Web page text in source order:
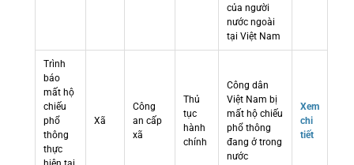
của người
nước ngoài
tại Việt Nam
Trình
báo
mất hộ
chiếu
phổ
thông
thực
Xã
Công
an cấp
xã
Thủ
tục
hành
chính
Công dân
Việt Nam bị
mất hộ chiếu
phổ thông
đang ở trong
nước
Xem
chi
tiết